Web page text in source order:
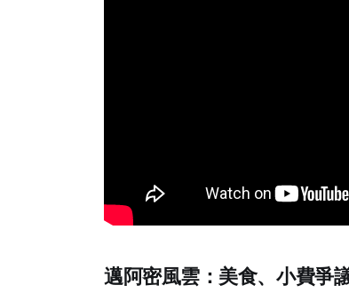
邁阿密風雲：美食、小費爭